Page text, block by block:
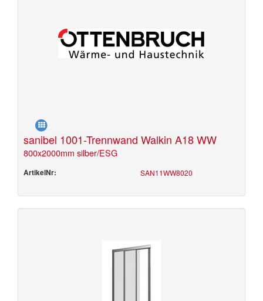
sanibel 1001-Trennwand Walkin A18 WW
800x2000mm silber/ESG
ArtikelNr: SAN11WW8020